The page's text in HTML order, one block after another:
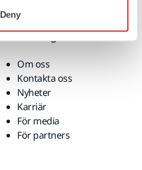
Deny
Företag
Om oss
Kontakta oss
Nyheter
Karriär
För media
För partners